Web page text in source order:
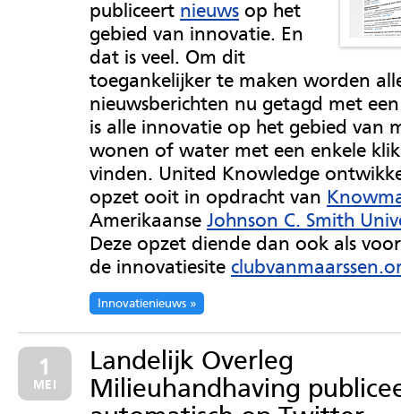
publiceert nieuws op het
gebied van innovatie. En
dat is veel. Om dit
toegankelijker te maken worden
nieuwsberichten nu getagd met
is alle innovatie op het gebied van
wonen of water met een enkele
vinden. United Knowledge
opzet ooit in opdracht van
Amerikaanse Johnson C. Smith
Deze opzet diende dan ook als
de innovatiesite
Innovatienieuws
Landelijk Overleg
Milieuhandhaving
1
MEI